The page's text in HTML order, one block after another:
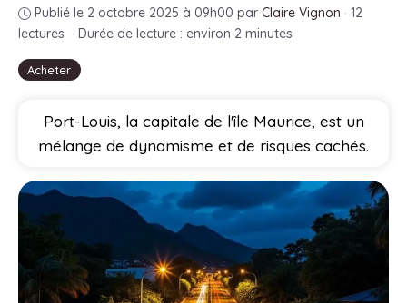
Acheter
Publié le 2 octobre 2025 à 09h00 par Claire Vignon · 12
lectures · Durée de lecture : environ 2 minutes
Port-Louis, la capitale de l'île Maurice, est un
mélange de dynamisme et de risques cachés.